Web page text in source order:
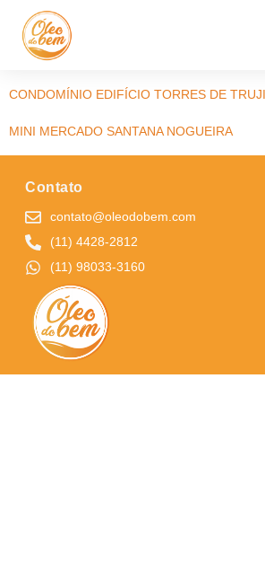
BAIRRO:
CONDOMÍNIO TORRES DE TORDESILHAS
CONDOMÍNIO EDIFÍCIO TORRES DE
MINI MERCADO SANTANA NOGUEIRA
Contato
contato@oleodobem.com
(11) 4428-2812
(11) 98033-3160